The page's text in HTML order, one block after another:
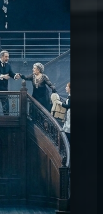
CHANSON 1 : LE GÉANT DE
CHANSON 2 : LETTRE À
CHANSON 3 : SOUS LE
CHANSON 4 : ADIEU
SOUTHAMPTON
CHANSON 5 : COMME NOUS
AVONS VÉCU